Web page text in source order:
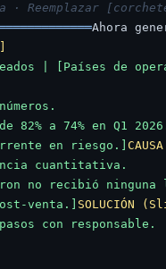
· Reemplazar
Ahora
| [Países de
82% a 74% en Q1
en riesgo.]
cuantitativa.
no recibió ninguna
venta.] SOLUCIÓN
con responsable.